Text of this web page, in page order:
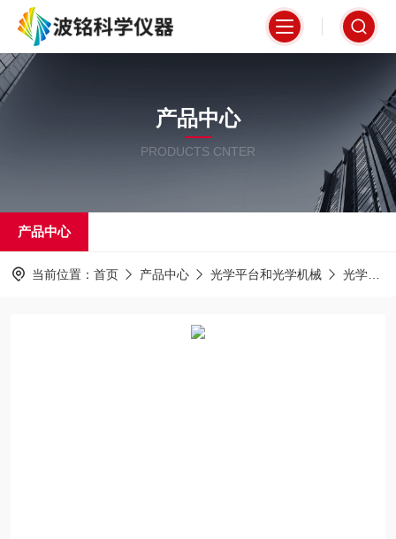
产品中心
PRODUCTS CNTER
产品中心
当前位置： 首页 产品中心 光学平台和光学机械 光学平台